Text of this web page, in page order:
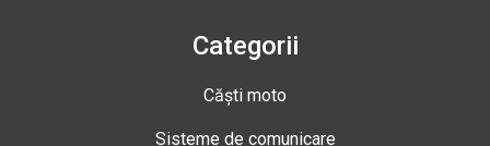
Categorii
Căști moto
Sisteme de comunicare